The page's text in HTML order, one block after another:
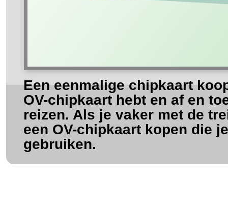
Een eenmalige chipkaart
OV-chipkaart hebt en af en
reizen. Als je vaker met de
een OV-chipkaart kopen die
gebruiken.